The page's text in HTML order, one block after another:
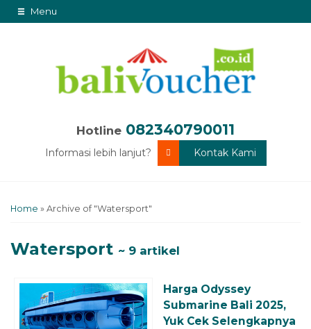
Menu
Hotline 082340790011
Informasi lebih lanjut? Kontak Kami
Home » Archive of "Watersport"
Watersport ~ 9 artikel
Harga Odyssey
Submarine Bali 2025,
Yuk Cek Selengkapnya